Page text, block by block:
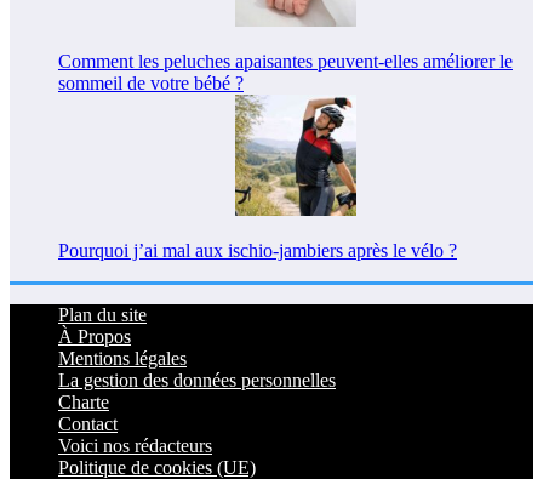
Comment les peluches apaisantes peuvent-elles améliorer le
sommeil de votre bébé ?
Pourquoi j’ai mal aux ischio-jambiers après le vélo ?
Plan du site
À Propos
Mentions légales
La gestion des données personnelles
Charte
Contact
Voici nos rédacteurs
Politique de cookies (UE)